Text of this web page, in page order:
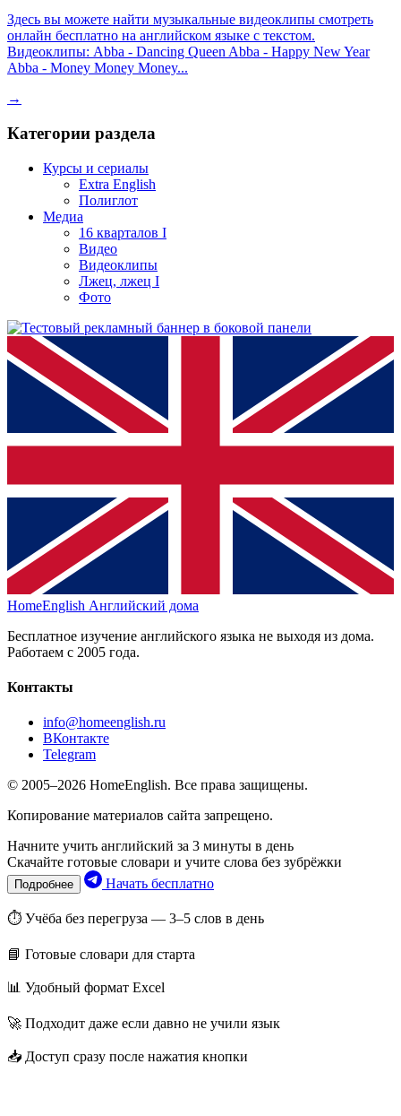
Здесь вы можете найти музыкальные видеоклипы смотреть
онлайн бесплатно на английском языке с текстом.
Видеоклипы: Abba - Dancing Queen Abba - Happy New Year
Abba - Money Money Money...
→
Категории раздела
Курсы и сериалы
Extra English
Полиглот
Медиа
16 кварталов I
Видео
Видеоклипы
Лжец, лжец I
Фото
HomeEnglish Английский дома
Бесплатное изучение английского языка не выходя из дома.
Работаем с 2005 года.
Контакты
info@homeenglish.ru
ВКонтакте
Telegram
© 2005–2026 HomeEnglish. Все права защищены.
Копирование материалов сайта запрещено.
Начните учить английский за 3 минуты в день
Скачайте готовые словари и учите слова без зубрёжки
Подробнее Начать бесплатно
⏱ Учёба без перегруза — 3–5 слов в день
📘 Готовые словари для старта
📊 Удобный формат Excel
🚀 Подходит даже если давно не учили язык
📥 Доступ сразу после нажатия кнопки